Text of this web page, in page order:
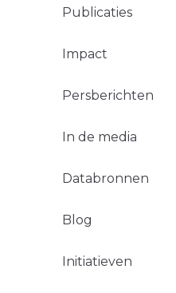
Publicaties
Impact
Persberichten
In de media
Databronnen
Blog
Initiatieven